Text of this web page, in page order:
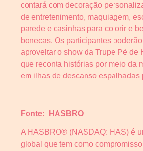
contará com decoração
de entretenimento, maquiagem,
parede e casinhas para colorir e
bonecas. Os participantes
aproveitar o show da Trupe Pé de
que reconta histórias por meio da
em ilhas de descanso espalhadas
Fonte: HASBRO
A HASBRO® (NASDAQ: HAS) é
global que tem como